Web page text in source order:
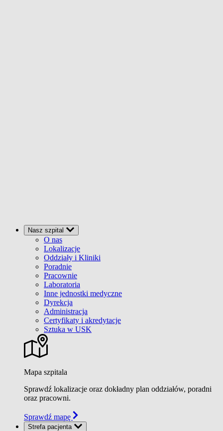
Nasz szpital
O nas
Lokalizacje
Oddziały i Kliniki
Poradnie
Pracownie
Laboratoria
Inne jednostki medyczne
Dyrekcja
Administracja
Certyfikaty i akredytacje
Sztuka w USK
Mapa szpitala
Sprawdź lokalizacje oraz dokładny plan oddziałów, poradni
oraz pracowni.
Sprawdź mapę
Strefa pacjenta